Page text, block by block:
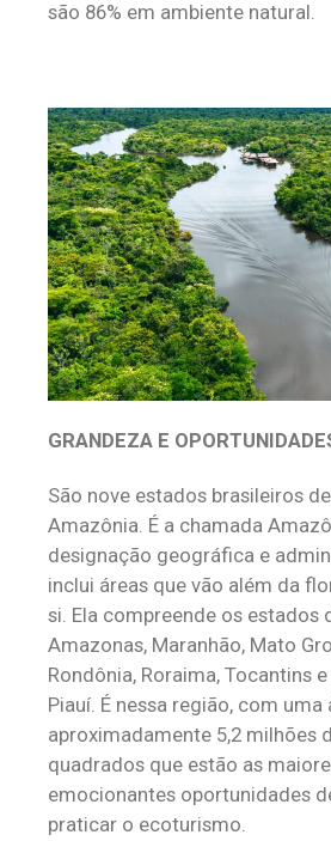
são 86% em ambiente natural.
GRANDEZA E
São nove estados brasileiros
Amazônia. É a chamada
designação geográfica e
inclui áreas que vão além da
si. Ela compreende os estados
Amazonas, Maranhão, Mato
Rondônia, Roraima, Tocantins
Piauí. É nessa região, com
aproximadamente 5,2 milhões
quadrados que estão as
emocionantes oportunidades
praticar o ecoturismo.